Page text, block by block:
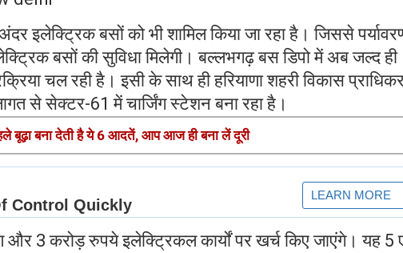
इलेक्ट्रिक बसों को भी शामिल किया जा रहा है। जिससे
बसों की सुविधा मिलेगी। बल्लभगढ़ बस डिपो में अब जल्द ही
चल रही है। इसी के साथ ही हरियाणा शहरी विकास
से सेक्टर-61 में चार्जिंग स्टेशन बना रहा है।
बूढ़ा बना देती है ये 6 आदतें, आप आज ही बना लें दूरी
और 3 करोड़ रुपये इलेक्ट्रिकल कार्यों पर खर्च किए जाएंगे। यह